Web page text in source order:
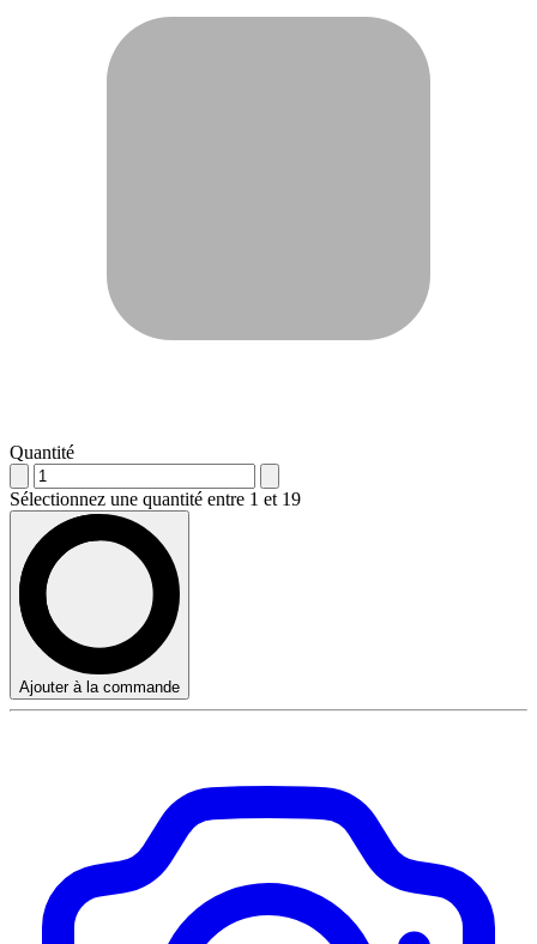
Quantité
Sélectionnez une quantité entre 1 et 19
Ajouter à la commande